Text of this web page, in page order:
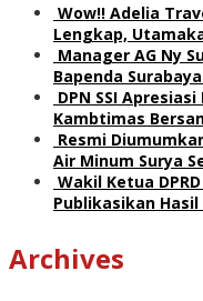
Wow!! Adelia
Lengkap,
Manager AG Ny
Bapenda
DPN SSI
Kambtimas
Resmi
Air Minum Surya
Wakil Ketua
Publikasikan
Archives